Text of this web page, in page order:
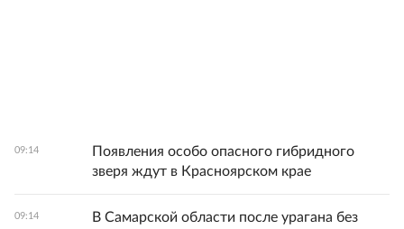
09:14
Появления особо опасного гибридного
зверя ждут в Красноярском крае
09:14
В Самарской области после урагана без